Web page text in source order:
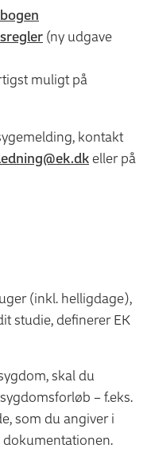
(ny udgave
muligt på
kontakt
eller på
(inkl. helligdage),
studie, definerer EK
skal du
– f.eks.
som du angiver i